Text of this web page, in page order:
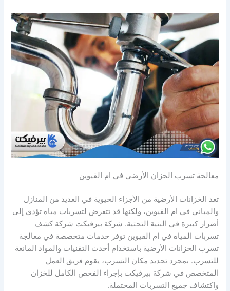
معالجة تسرب الخزان الأرضي في ام القيوين
تعد الخزانات الأرضية من الأجزاء الحيوية في العديد من المنازل
والمباني في ام القيوين، ولكنها قد تتعرض لتسربات مياه تؤدي إلى
أضرار كبيرة في البنية التحتية. شركة بيرفيكت شركة كشف
تسربات المياه في ام القيوين توفر خدمات متخصصة في معالجة
تسرب الخزانات الأرضية باستخدام أحدث التقنيات والمواد المانعة
للتسرب. بمجرد تحديد مكان التسرب، يقوم فريق العمل
المتخصص في شركة بيرفيكت بإجراء الفحص الكامل للخزان
واكتشاف جميع التسربات المحتملة.